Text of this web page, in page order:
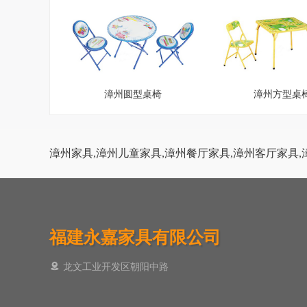
漳州圆型桌椅 漳州方型桌
漳州家具,漳州儿童家具,漳州餐厅家具,漳州客厅家具
福建永嘉家具有限公司
龙文工业开发区朝阳中路